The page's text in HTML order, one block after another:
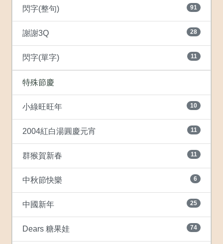
閃字(整句) 91
謝謝3Q 28
閃字(單字) 11
特殊節慶
小綠旺旺年 10
2004紅白湯圓慶元宵 11
群猴賀新春 11
中秋節快樂 6
中國新年 25
Dears 糖果娃 74